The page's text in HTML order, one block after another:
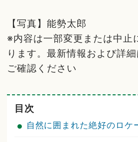
【写真】能勢太郎
※内容は一部変更または中止
ります。最新情報および詳
ご確認ください
目次
自然に囲まれた絶好のロケ